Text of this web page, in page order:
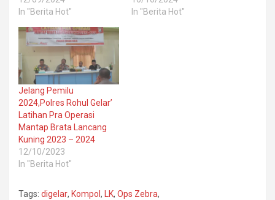
In "Berita Hot"
In "Berita Hot"
Jelang Pemilu
2024,Polres Rohul Gelar’
Latihan Pra Operasi
Mantap Brata Lancang
Kuning 2023 – 2024
12/10/2023
In "Berita Hot"
Tags: digelar, Kompol , LK, Ops Zebra,